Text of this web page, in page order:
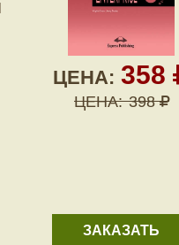
ЦЕНА: 358
ЦЕНА: 398
ЗАКАЗАТЬ